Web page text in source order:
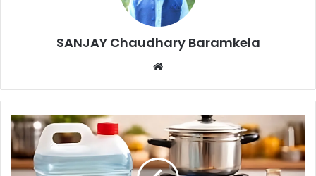
SANJAY Chaudhary Baramkela
LPG
Supply
Crisis
: